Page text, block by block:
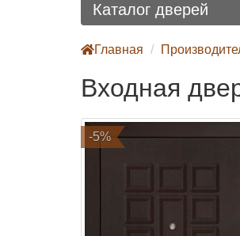
Каталог дверей
Главная
Входная
-5%